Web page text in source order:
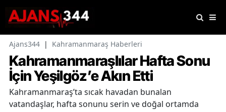
Ajans344 | Kahramanmaraş Haberleri
Kahramanmaraşlılar Hafta Sonu
İçin Yeşilgöz’e Akın Etti
Kahramanmaraş’ta sıcak havadan bunalan
vatandaşlar, hafta sonunu serin ve doğal ortamda